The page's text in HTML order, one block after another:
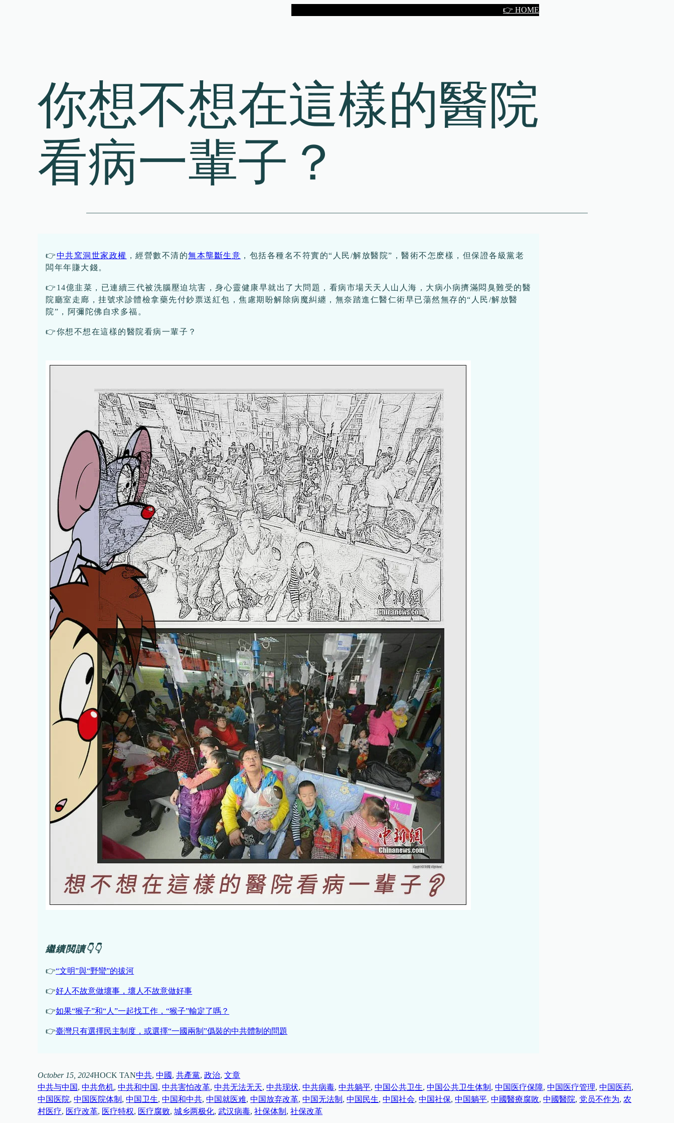
👉 HOME
你想不想在這樣的醫院
看病一輩子？
👉中共窯洞世家政權 ，經營數不清的無本壟斷生意 ，包括各種名不符實的“人民/解放醫院”，醫術不怎麽樣，但保證各級黨老
闆年年賺大錢。
👉14億韭菜，已連續三代被洗腦壓迫坑害，身心靈健康早就出了大問題，看病市場天天人山人海，大病小病擠滿悶臭難受的醫
院廳室走廊，挂號求診體檢拿藥先付鈔票送紅包，焦慮期盼解除病魔糾纏，無奈踏進仁醫仁術早已蕩然無存的“人民/解放醫
院”，阿彌陀佛自求多福。
👉你想不想在這樣的醫院看病一輩子？
繼續閲讀👇👇
👉“文明”與“野蠻”的拔河
👉好人不故意做壞事，壞人不故意做好事
👉如果“猴子”和“人”一起找工作，“猴子”輸定了嗎？
👉臺灣只有選擇民主制度，或選擇“一國兩制”僞裝的中共體制的問題
October 15, 2024HOCK TAN中共, 中國, 共產黨, 政治, 文章
中共与中国, 中共危机, 中共和中国, 中共害怕改革, 中共无法无天, 中共现状, 中共病毒, 中共躺平, 中国公共卫生, 中国公共卫生体制 , 中国医疗保障, 中国医疗管理, 中国医药
中国医院, 中国医院体制 , 中国卫生, 中国和中共, 中国就医难, 中国放弃改革, 中国无法制 , 中国民生, 中国社会, 中国社保, 中国躺平, 中國醫療腐敗, 中國醫院, 党员不作为, 农
村医疗, 医疗改革, 医疗特权, 医疗腐败, 城乡两极化, 武汉病毒, 社保体制 , 社保改革